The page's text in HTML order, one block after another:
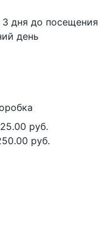
3 дня до посещения
день
руб.
руб.